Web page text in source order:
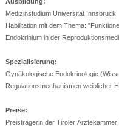
Medizinstudium Universität Innsbruck
Habilitation mit dem Thema:
Endokrinium in der
Spezialisierung:
Gynäkologische Endokrinologie
Regulationsmechanismen weiblicher
Preise:
Preisträgerin der Tiroler